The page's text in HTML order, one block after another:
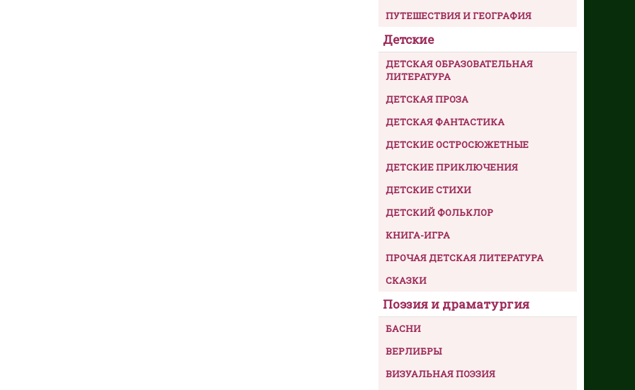
ПУТЕШЕСТВИЯ И ГЕОГРАФИЯ
Детские
ДЕТСКАЯ ОБРАЗОВАТЕЛЬНАЯ
ЛИТЕРАТУРА
ДЕТСКАЯ ПРОЗА
ДЕТСКАЯ ФАНТАСТИКА
ДЕТСКИЕ ОСТРОСЮЖЕТНЫЕ
ДЕТСКИЕ ПРИКЛЮЧЕНИЯ
ДЕТСКИЕ СТИХИ
ДЕТСКИЙ ФОЛЬКЛОР
КНИГА-ИГРА
ПРОЧАЯ ДЕТСКАЯ ЛИТЕРАТУРА
СКАЗКИ
Поэзия и драматургия
БАСНИ
ВЕРЛИБРЫ
ВИЗУАЛЬНАЯ ПОЭЗИЯ